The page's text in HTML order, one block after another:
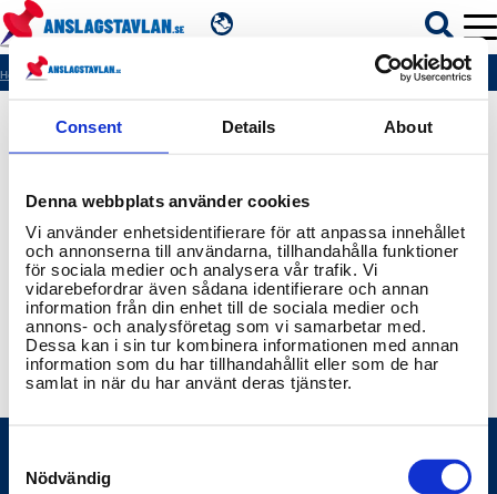
Consent Details About
Denna webbplats använder cookies
Vi använder enhetsidentifierare för att anpassa innehållet
och annonserna till användarna, tillhandahålla funktioner
för sociala medier och analysera vår trafik. Vi
vidarebefordrar även sådana identifierare och annan
information från din enhet till de sociala medier och
annons- och analysföretag som vi samarbetar med.
Dessa kan i sin tur kombinera informationen med annan
information som du har tillhandahållit eller som de har
samlat in när du har använt deras tjänster.
Selection
Nödvändig
MYNDIGHETER
REGIONER
KOMMUNER
Hem 404